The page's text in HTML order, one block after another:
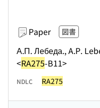
Paper 図書
А.П. Лебеда., A.P.
<RA275-B11>
NDLC RA275